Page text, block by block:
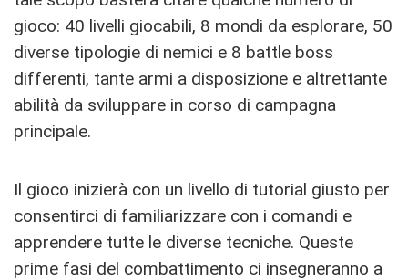
gioco: 40 livelli giocabili, 8 mondi da esplorare, 50
diverse tipologie di nemici e 8 battle boss
differenti, tante armi a disposizione e altrettante
abilità da sviluppare in corso di campagna
principale.
Il gioco inizierà con un livello di tutorial giusto per
consentirci di familiarizzare con i comandi e
apprendere tutte le diverse tecniche. Queste
prime fasi del combattimento ci insegneranno a